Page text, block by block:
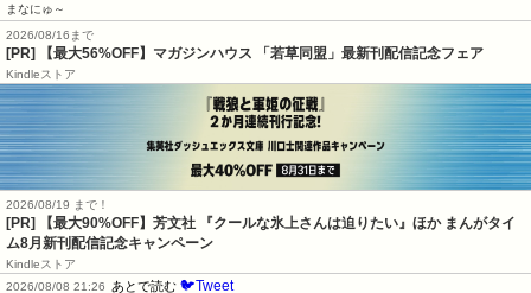
まなにゅ～
2026/08/16まで
[PR] 【最大56%OFF】マガジンハウス 「若草同盟」最新刊配信記念フェア
Kindleストア
2026/08/19 まで！
[PR] 【最大90%OFF】芳文社 『クールな氷上さんは迫りたい』ほか まんがタイ
ム8月新刊配信記念キャンペーン
Kindleストア
2026/08/08 21:26 あとで読む 🐦Tweet